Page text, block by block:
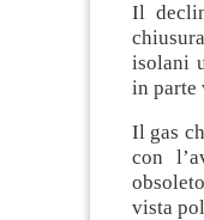
Il
isolani
in parte
Il gas
con
vista